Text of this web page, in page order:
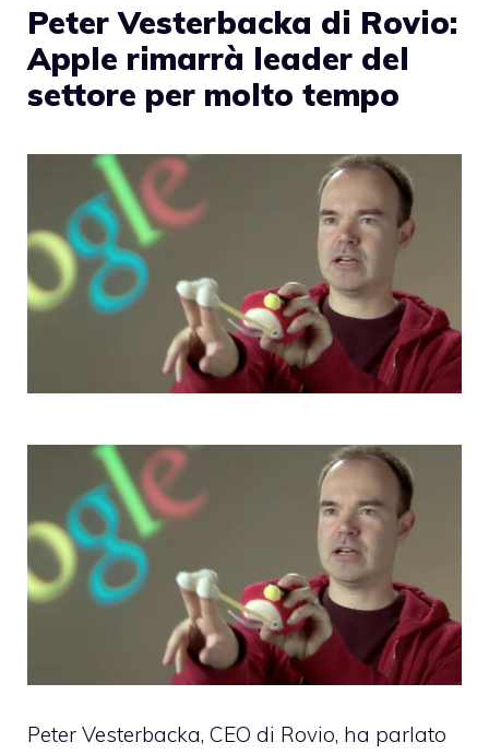
Peter Vesterbacka di Rovio:
Apple rimarrà leader del
settore per molto tempo
Peter Vesterbacka, CEO di Rovio, ha parlato